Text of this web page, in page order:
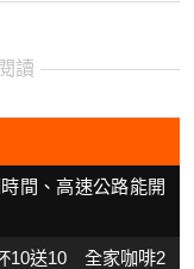
讀
間、高速公路能開
10送10 全家咖啡2